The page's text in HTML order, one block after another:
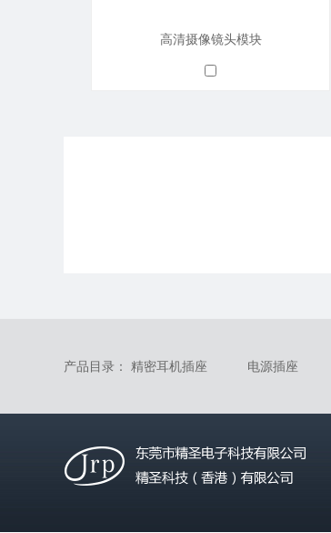
高清摄像镜头模块
产品目录： 精密耳机插座 电源插座